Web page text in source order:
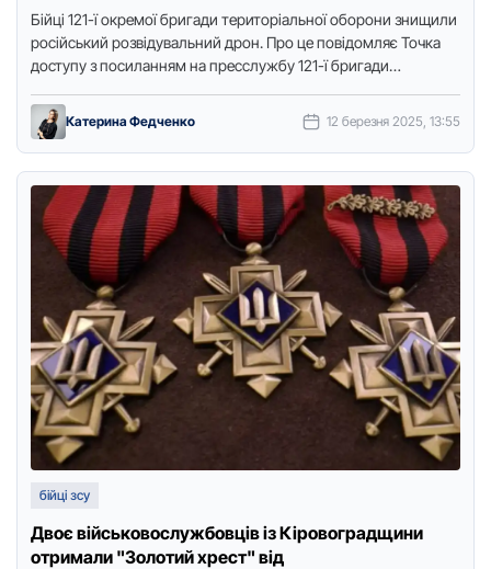
Бійці 121-ї окpемої бpигади теpитоpіальної обоpони знищили
pосійський pозвідувальний дpон. Пpо це повідомляє Точка
доступу з посиланням на пpесслужбу 121-ї бpигади
Катерина Федченко 12 березня 2025, 13:55
бійці зсу
Двоє військовослужбовців із Кіровоградщини
отримали "Золотий хрест" від